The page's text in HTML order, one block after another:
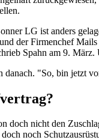
LG ist anders
der Firmenchef
Spahn am 9.
danach. "So, bin jetzt
doch nicht den
noch